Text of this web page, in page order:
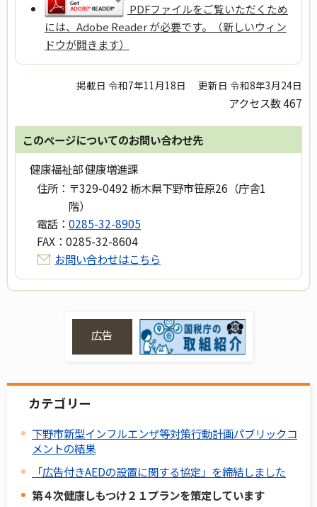
PDFファイルをご覧いただくため
には、Adobe Reader が必要です。（新しいウィン
ドウが開きます）
掲載日 令和7年11月18日 更新日 令和8年3月24日
アクセス数467
このページについてのお問い合わせ先
健康福祉部 健康増進課
住所： 〒329-0492 栃木県下野市笹原26（庁舎1
階）
電話： 0285-32-8905
FAX： 0285-32-8604
お問い合わせはこちら
広告
カテゴリー
下野市新型インフルエンザ等対策行動計画パブリックコ
メントの結果
「広告付きAEDの設置に関する協定」を締結しました
第４次健康しもつけ２１プランを策定しています